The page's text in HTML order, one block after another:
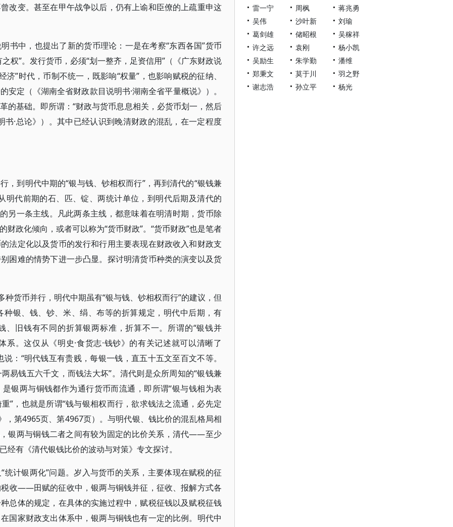
改变。甚至在甲午战争以后，仍有上谕和臣僚的上疏重申这
书中，也提出了新的货币理论：一是在考察“东西各国”货币
权”。发行货币，必须“划一整齐，足资信用”（《广东财政说
济”时代，币制不统一，既影响“权量”，也影响赋税的征纳、
定（《湖南全省财政款目说明书·湖南全省平量概说》）。
的基础。即所谓：“财政与货币息息相关，必货币划一，然后
书·总论》）。其中已经认识到晚清财政的混乱，在一定程度
，到明代中期的“银与钱、钞相权而行”，再到清代的“银钱兼
明代前期的石、匹、锭、两统计单位，到明代后期及清代的
另一条主线。凡此两条主线，都意味着在明清时期，货币除
政化倾向，或者可以称为“货币财政”。“货币财政”也是笔者
法定化以及货币的发行和行用主要表现在财政收入和财政支
困难的情势下进一步凸显。探讨明清货币种类的演变以及货
种货币并行，明代中期虽有“银与钱、钞相权而行”的建议，但
银、钱、钞、米、绢、布等的折算规定，明代中后期，有
、旧钱有不同的折算银两标准，折算不一。所谓的“银钱并
系。这仅从《明史·食货志·钱钞》的有关记述就可以清晰了
：“明代钱互有贵贱，每银一钱，直五十五文至百文不等。
易钱五六千文，而钱法大坏”。清代则是众所周知的“银钱兼
是银两与铜钱都作为通行货币而流通，即所谓“银与钱相为表
”，也就是所谓“钱与银相权而行，欲求钱法之流通，必先定
，第4965页、第4967页）。与明代银、钱比价的混乱格局相
银两与铜钱二者之间有较为固定的比价关系，清代——至少
有《清代银钱比价的波动与对策》专文探讨。
计银两化”问题。岁入与货币的关系，主要体现在赋税的征
收——田赋的征收中，银两与铜钱并征，征收、报解方式各
总体的规定，在具体的实施过程中，赋税征钱以及赋税征钱
国家财政支出体系中，银两与铜钱也有一定的比例。明代中
雷一宁
周枫
蒋兆勇
吴伟
沙叶新
刘瑜
葛剑雄
储昭根
吴稼祥
许之远
袁刚
杨小凯
吴励生
朱学勤
潘维
郑秉文
莫于川
羽之野
谢志浩
孙立平 杨光